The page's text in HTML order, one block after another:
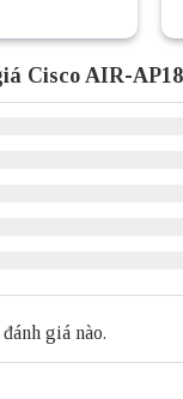
Cisco AIR-
giá nào.